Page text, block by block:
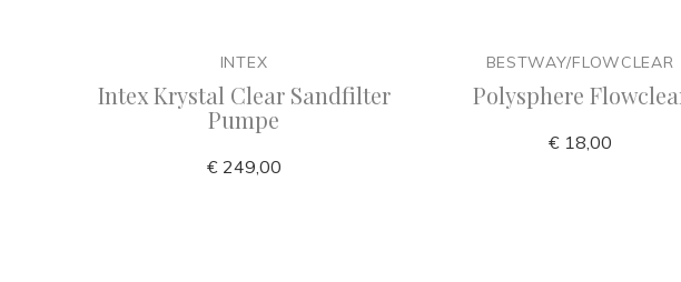
INTEX
Intex Krystal Clear Sandfilter
Pumpe
€ 249,00
BESTWAY/FLOWCLEAR
Polysphere
€ 18,00